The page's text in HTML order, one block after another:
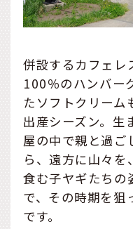
併設するカフェレ
100％のハンバー
たソフトクリーム
出産シーズン。生
屋の中で親と過ご
ら、遠方に山々
食む子ヤギたちの
で、その時期を狙
です。